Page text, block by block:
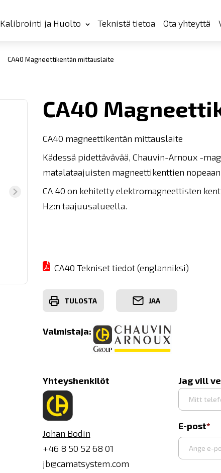
Kalibrointi ja Huolto Teknistä tietoa Ota yhteyttä
CA40 Magneettikentän mittauslaite
CA40
CA40 magneettikentän mittauslaite
Kädessä pidettävävää, Chauvin-Arnoux -
matalataajuisten magneettikenttien
CA 40 on kehitetty elektromagneettisten
Hz:n taajuusalueella.
CA40 Tekniset tiedot (englanniksi)
TULOSTA JAA
Valmistaja:
Yhteyshenkilöt
Johan Bodin
+46 8 50 52 68 01
jb@camatsystem.com
Jag vill
E-post